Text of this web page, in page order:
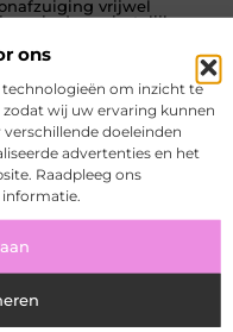
ons
om inzicht te
wij uw ervaring kunnen
doeleinden
advertenties en het
Raadpleeg ons
vrijwel
is dan ruimtelijke
met
staan voor de
schadelijke rookdeeltjes
te beheersen.
lucht zich eerst
verspreidt, neemt
van medewerkers toe